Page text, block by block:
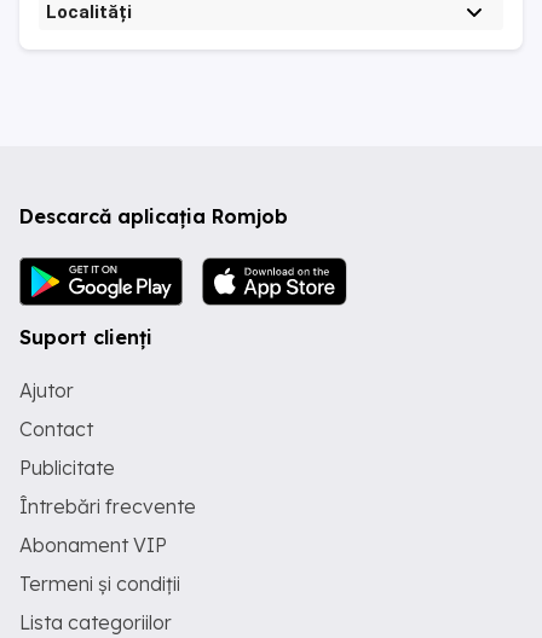
Localități
Descarcă aplicația Romjob
Suport clienți
Ajutor
Contact
Publicitate
Întrebări frecvente
Abonament VIP
Termeni și condiții
Lista categoriilor